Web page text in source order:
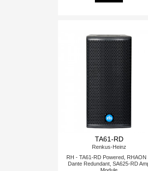
TA61-RD
Renkus-Heinz
RH - TA61-RD Powered, RHAON
Dante Redundant, SA625-RD